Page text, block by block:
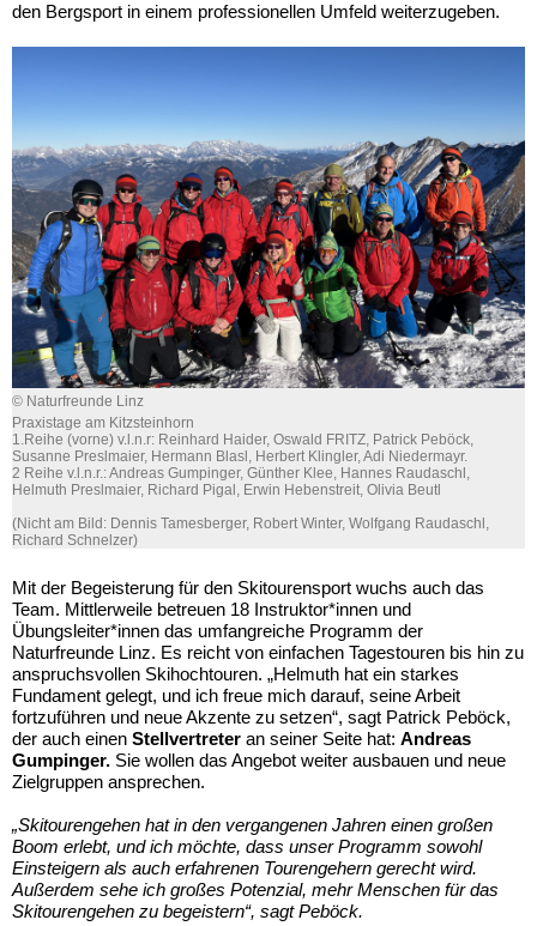
den Bergsport in einem professionellen Umfeld weiterzugeben.
© Naturfreunde Linz
Praxistage am Kitzsteinhorn
1.Reihe (vorne) v.l.n.r: Reinhard Haider, Oswald FRITZ, Patrick Peböck,
Susanne Preslmaier, Hermann Blasl, Herbert Klingler, Adi Niedermayr.
2 Reihe v.l.n.r.: Andreas Gumpinger, Günther Klee, Hannes Raudaschl,
Helmuth Preslmaier, Richard Pigal, Erwin Hebenstreit, Olivia Beutl
(Nicht am Bild: Dennis Tamesberger, Robert Winter, Wolfgang Raudaschl,
Richard Schnelzer)
Mit der Begeisterung für den Skitourensport wuchs auch das
Team. Mittlerweile betreuen 18 Instruktor*innen und
Übungsleiter*innen das umfangreiche Programm der
Naturfreunde Linz. Es reicht von einfachen Tagestouren bis hin zu
anspruchsvollen Skihochtouren. „Helmuth hat ein starkes
Fundament gelegt, und ich freue mich darauf, seine Arbeit
fortzuführen und neue Akzente zu setzen“, sagt Patrick Peböck,
der auch einen Stellvertreter an seiner Seite hat: Andreas
Gumpinger. Sie wollen das Angebot weiter ausbauen und neue
Zielgruppen ansprechen.
„Skitourengehen hat in den vergangenen Jahren einen großen
Boom erlebt, und ich möchte, dass unser Programm sowohl
Einsteigern als auch erfahrenen Tourengehern gerecht wird.
Außerdem sehe ich großes Potenzial, mehr Menschen für das
Skitourengehen zu begeistern“, sagt Peböck.